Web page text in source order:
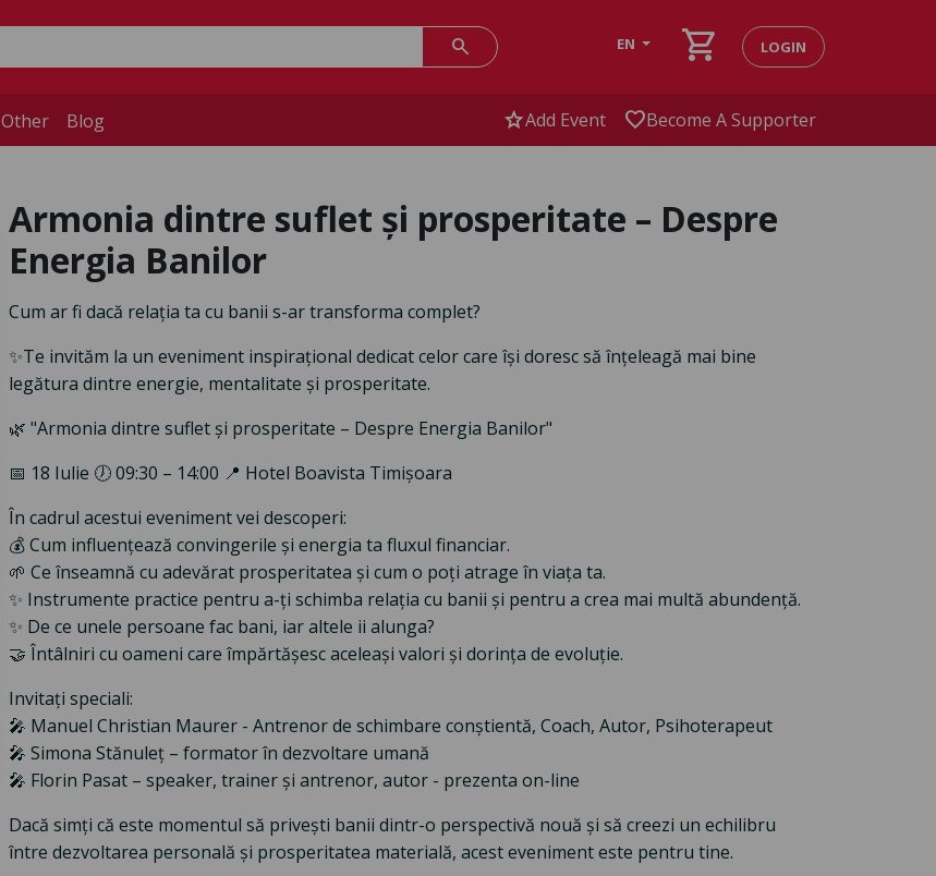
search EN shopping_cart LOGIN
Other Blog starAdd Event favoriteBecome A Supporter
Armonia dintre suflet și prosperitate – Despre
Energia Banilor
Cum ar fi dacă relația ta cu banii s-ar transforma complet?
✨Te invităm la un eveniment inspirațional dedicat celor care își doresc să înțeleagă mai bine
legătura dintre energie, mentalitate și prosperitate.
🌿 "Armonia dintre suflet și prosperitate – Despre Energia Banilor"
📅 18 Iulie 🕖 09:30 – 14:00 📍 Hotel Boavista Timișoara
În cadrul acestui eveniment vei descoperi:
💰 Cum influențează convingerile și energia ta fluxul financiar.
🌱 Ce înseamnă cu adevărat prosperitatea și cum o poți atrage în viața ta.
✨ Instrumente practice pentru a-ți schimba relația cu banii și pentru a crea mai multă abundență.
✨ De ce unele persoane fac bani, iar altele ii alunga?
🤝 Întâlniri cu oameni care împărtășesc aceleași valori și dorința de evoluție.
Invitați speciali:
🎤 Manuel Christian Maurer - Antrenor de schimbare conștientă, Coach, Autor, Psihoterapeut
🎤 Simona Stănuleț – formator în dezvoltare umană
🎤 Florin Pasat – speaker, trainer și antrenor, autor - prezenta on-line
Dacă simți că este momentul să privești banii dintr-o perspectivă nouă și să creezi un echilibru
între dezvoltarea personală și prosperitatea materială, acest eveniment este pentru tine.